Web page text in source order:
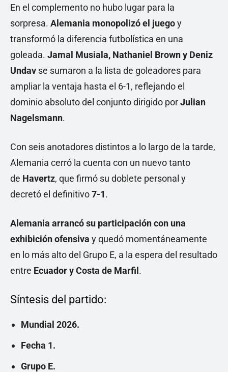
En el complemento no hubo lugar para la
sorpresa. Alemania monopolizó el juegoy
transformó la diferencia futbolística en una
goleada. Jamal Musiala, Nathaniel Brown y Deniz
Undav se sumaron a la lista de goleadores para
ampliar la ventaja hasta el 6-1, reflejando el
dominio absoluto del conjunto dirigido porJulian
Nagelsmann.
Con seis anotadores distintos a lo largo de la tarde,
Alemania cerró la cuenta con un nuevo tanto
de Havertz, que firmó su doblete personal y
decretó el definitivo7-1.
Alemania arrancó su participación con una
exhibición ofensiva y quedó momentáneamente
en lo más alto del Grupo E, a la espera del resultado
entre Ecuador y Costa de Marfil .
Síntesis del partido:
Mundial 2026.
Fecha 1.
Grupo E.